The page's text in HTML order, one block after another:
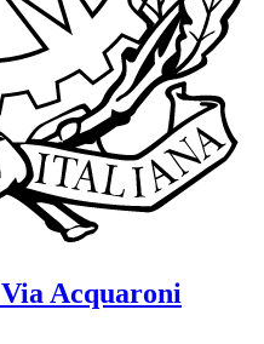
Via Acquaroni